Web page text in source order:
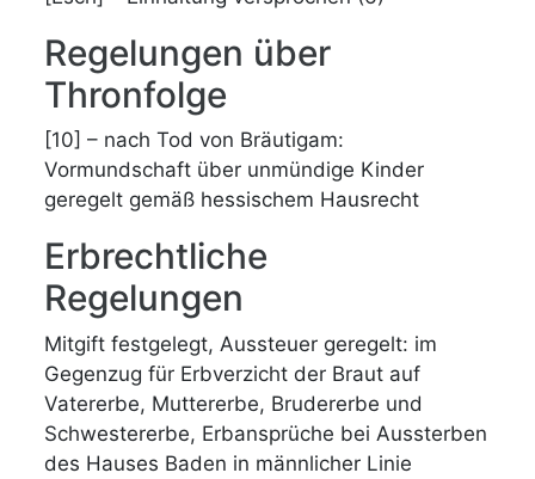
Regelungen über
Thronfolge
[10] – nach Tod von Bräutigam:
Vormundschaft über unmündige Kinder
geregelt gemäß hessischem Hausrecht
Erbrechtliche
Regelungen
Mitgift festgelegt, Aussteuer geregelt: im
Gegenzug für Erbverzicht der Braut auf
Vatererbe, Muttererbe, Brudererbe und
Schwestererbe, Erbansprüche bei Aussterben
des Hauses Baden in männlicher Linie